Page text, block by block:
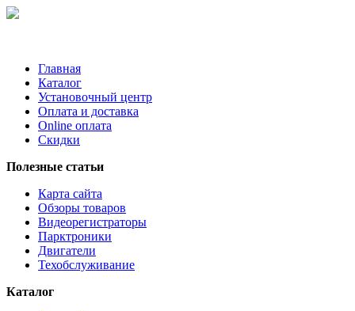
Главная
Каталог
Установочный центр
Оплата и доставка
Online оплата
Скидки
Полезные статьи
Карта сайта
Обзоры товаров
Видеорегистраторы
Парктроники
Двигатели
Техобслуживание
Каталог